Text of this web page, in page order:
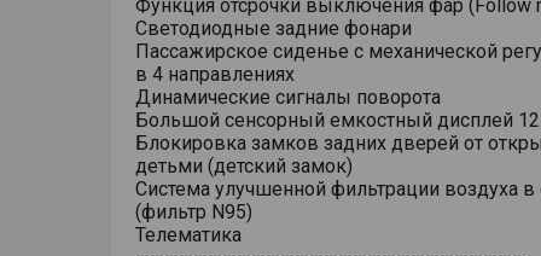
Функция отсрочки выключения фар (Follow
Светодиодные задние фонари
Пассажирское сиденье с механической
в 4 направлениях
Динамические сигналы поворота
Большой сенсорный емкостный дисплей
Блокировка замков задних дверей от
детьми (детский замок)
Система улучшенной фильтрации воздуха в
(фильтр N95)
Телематика